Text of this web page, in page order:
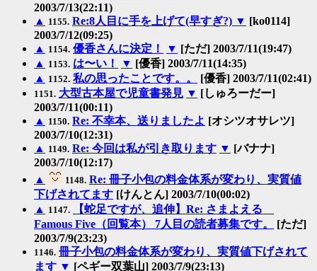
2003/7/13(22:11)
▲ 1155. Re:8人目に手を上げて(早すぎ?) ▼ [ko0114]
2003/7/12(09:25)
▲ 1154. 優香さんに決定！ ▼ [ただ] 2003/7/11(19:47)
▲ 1153. は〜い！ ▼ [優香] 2003/7/11(14:35)
▲ 1152. 私の思ったことです。。 [優香] 2003/7/11(02:41)
1151. 大型古本屋で児童書発見 ▼ [しゅろーだー]
2003/7/11(00:11)
▲ 1150. Re: 不幸本、送りましたよ [オシツオサレツ]
2003/7/10(12:31)
▲ 1149. Re: 今回は私が引き取ります ▼ [バナナ]
2003/7/10(12:17)
▲
1148. Re: 冊子小包の料金体系が変わり、実質値
下げされてます [けんとん] 2003/7/10(00:02)
▲ 1147.
【蛇足ですが、追伸】Re: さまよえる
Famous Five（回覧本） 7人目の読者募集です。
[ただ]
2003/7/9(23:23)
1146. 冊子小包の料金体系が変わり、実質値下げされて
ます ▼ [ペギー双葉山] 2003/7/9(23:13)